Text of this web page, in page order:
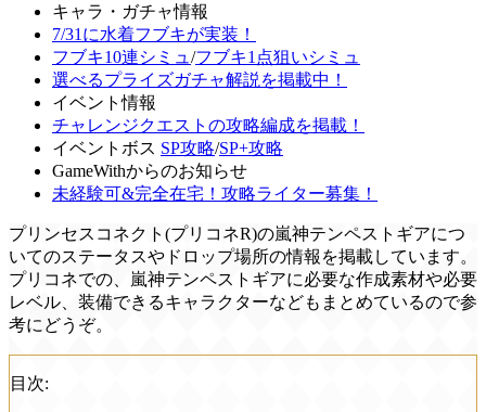
キャラ・ガチャ情報
7/31に水着フブキが実装！
フブキ10連シミュ /フブキ1点狙いシミュ
選べるプライズガチャ解説を掲載中！
イベント情報
チャレンジクエストの攻略編成を掲載！
イベントボス SP攻略/SP+攻略
GameWithからのお知らせ
未経験可&完全在宅！攻略ライター募集！
プリンセスコネクト(プリコネR)の嵐神テンペストギアにつ
いてのステータスやドロップ場所の情報を掲載しています。
プリコネでの、嵐神テンペストギアに必要な作成素材や必要
レベル、装備できるキャラクターなどもまとめているので参
考にどうぞ。
目次: